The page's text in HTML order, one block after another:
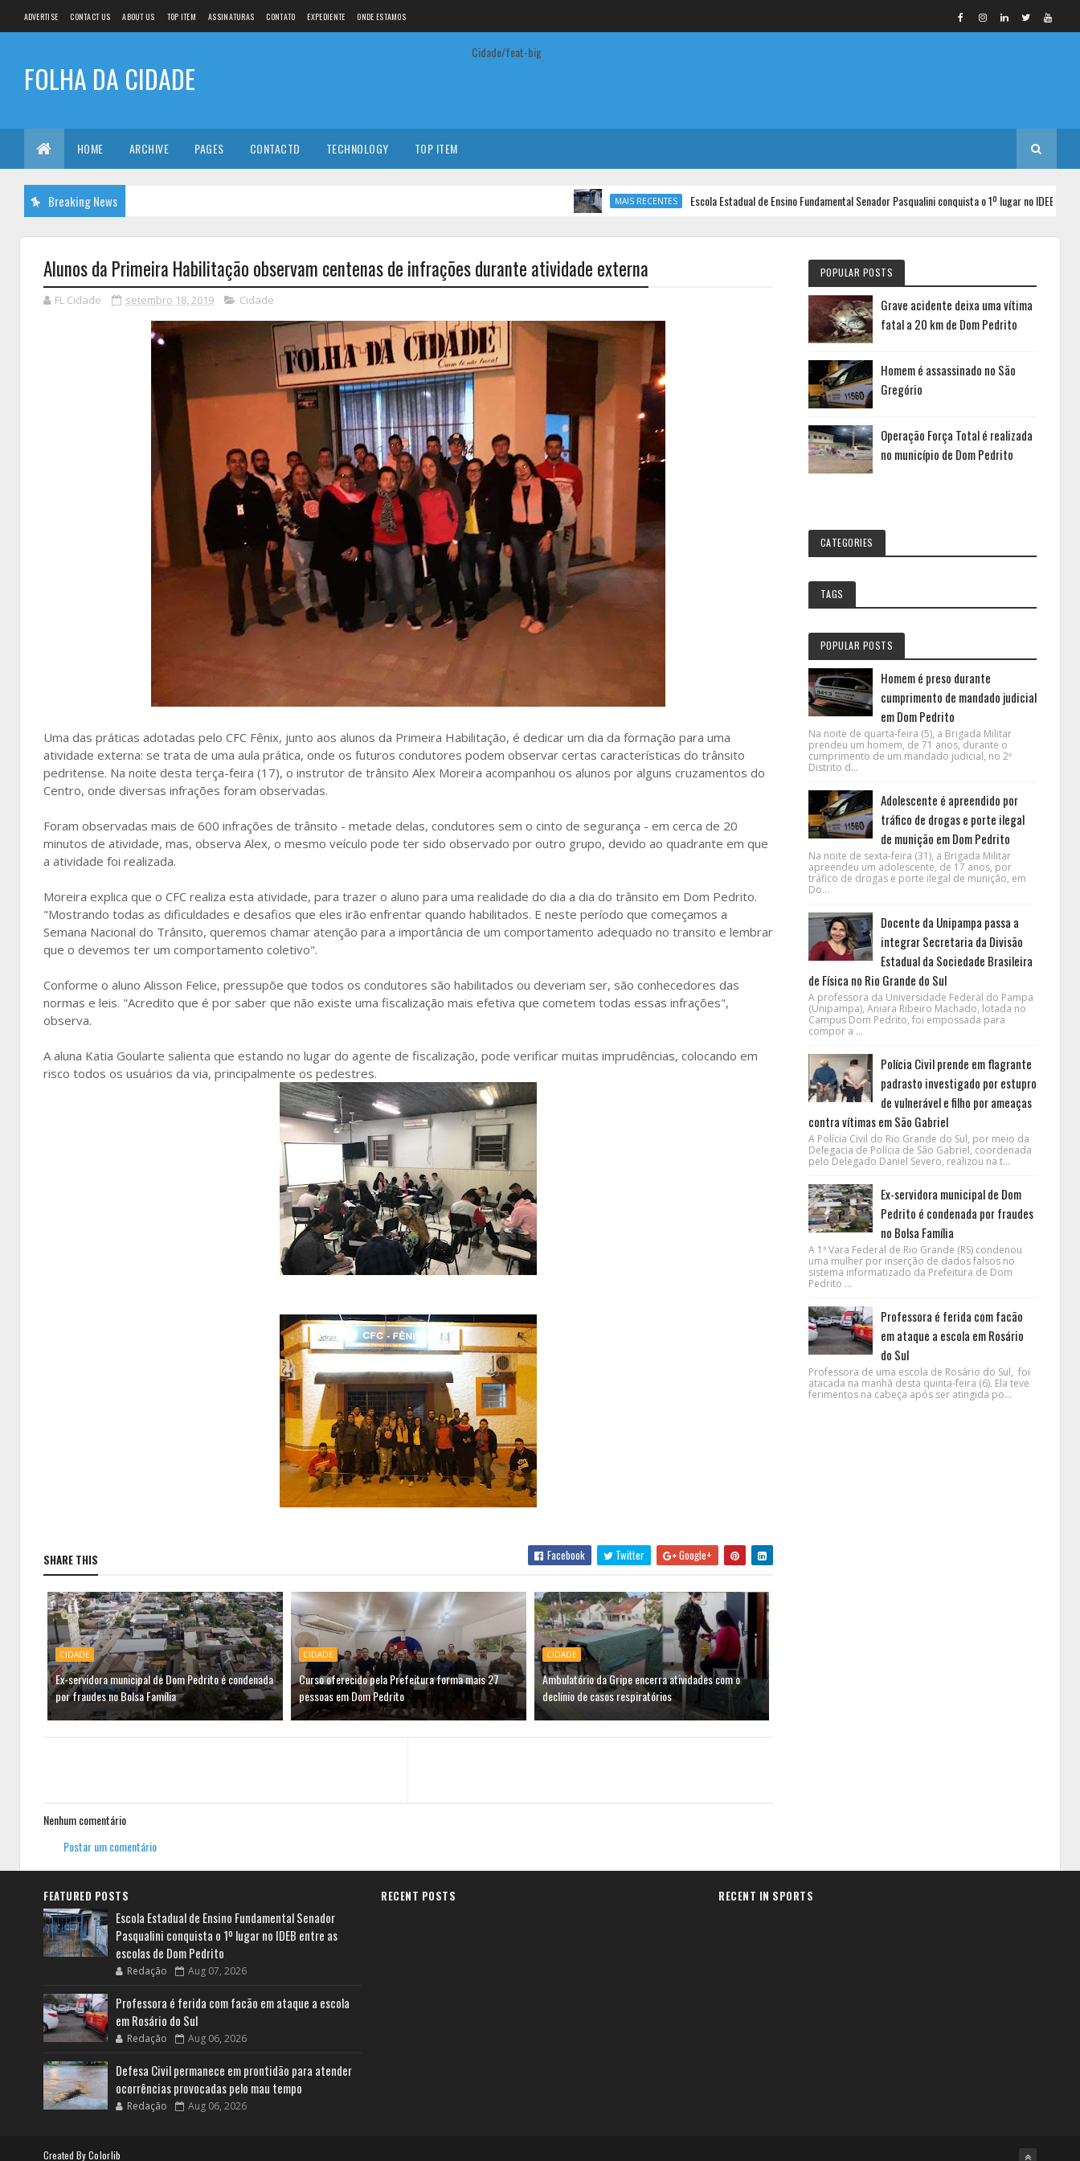
ADVERTISE CONTACT US ABOUT US TOP ITEM ASSINATURAS CONTATO EXPEDIENTE ONDE ESTAMOS
FOLHA DA CIDADE
Cidade/feat-big
HOME ARCHIVE PAGES CONTACTD TECHNOLOGY TOP ITEM
Breaking News MAIS RECENTES Escola Estadual de Ensino Fundamental Senador Pasqualini conquista o 1º lugar no IDEB entre as
Alunos da Primeira Habilitação observam centenas de infrações durante atividade externa
FL Cidade setembro 18, 2019 Cidade
Uma das práticas adotadas pelo CFC Fênix, junto aos alunos da Primeira Habilitação, é dedicar um dia da formação para uma
atividade externa: se trata de uma aula prática, onde os futuros condutores podem observar certas características do trânsito
pedritense. Na noite desta terça-feira (17), o instrutor de trânsito Alex Moreira acompanhou os alunos por alguns cruzamentos do
Centro, onde diversas infrações foram observadas.
Foram observadas mais de 600 infrações de trânsito - metade delas, condutores sem o cinto de segurança - em cerca de 20
minutos de atividade, mas, observa Alex, o mesmo veículo pode ter sido observado por outro grupo, devido ao quadrante em que
a atividade foi realizada.
Moreira explica que o CFC realiza esta atividade, para trazer o aluno para uma realidade do dia a dia do trânsito em Dom Pedrito.
"Mostrando todas as dificuldades e desafios que eles irão enfrentar quando habilitados. E neste período que começamos a
Semana Nacional do Trânsito, queremos chamar atenção para a importância de um comportamento adequado no transito e lembrar
que o devemos ter um comportamento coletivo".
Conforme o aluno Alisson Felice, pressupõe que todos os condutores são habilitados ou deveriam ser, são conhecedores das
normas e leis. "Acredito que é por saber que não existe uma fiscalização mais efetiva que cometem todas essas infrações",
observa.
A aluna Katia Goularte salienta que estando no lugar do agente de fiscalização, pode verificar muitas imprudências, colocando em
risco todos os usuários da via, principalmente os pedestres.
SHARE THIS Facebook Twitter Google+
CIDADE
Ex-servidora municipal de Dom Pedrito é condenada
por fraudes no Bolsa Família
CIDADE
Curso oferecido pela Prefeitura forma mais 27
pessoas em Dom Pedrito
CIDADE
Ambulatório da Gripe encerra atividades com o
declínio de casos respiratórios
Nenhum comentário
Postar um comentário
POPULAR POSTS
Grave acidente deixa uma vítima
fatal a 20 km de Dom Pedrito
Homem é assassinado no São
Gregório
Operação Força Total é realizada
no município de Dom Pedrito
CATEGORIES
TAGS
POPULAR POSTS
Homem é preso durante
cumprimento de mandado judicial
em Dom Pedrito
Na noite de quarta-feira (5), a Brigada Militar
prendeu um homem, de 71 anos, durante o
cumprimento de um mandado judicial, no 2º
Distrito d...
Adolescente é apreendido por
tráfico de drogas e porte ilegal
de munição em Dom Pedrito
Na noite de sexta-feira (31), a Brigada Militar
apreendeu um adolescente, de 17 anos, por
tráfico de drogas e porte ilegal de munição, em
Do...
Docente da Unipampa passa a
integrar Secretaria da Divisão
Estadual da Sociedade Brasileira
de Física no Rio Grande do Sul
A professora da Universidade Federal do Pampa
(Unipampa), Aniara Ribeiro Machado, lotada no
Campus Dom Pedrito, foi empossada para
compor a ...
Polícia Civil prende em flagrante
padrasto investigado por estupro
de vulnerável e filho por ameaças
contra vítimas em São Gabriel
A Polícia Civil do Rio Grande do Sul, por meio da
Delegacia de Polícia de São Gabriel, coordenada
pelo Delegado Daniel Severo, realizou na t...
Ex-servidora municipal de Dom
Pedrito é condenada por fraudes
no Bolsa Família
A 1ª Vara Federal de Rio Grande (RS) condenou
uma mulher por inserção de dados falsos no
sistema informatizado da Prefeitura de Dom
Pedrito ...
Professora é ferida com facão
em ataque a escola em Rosário
do Sul
Professora de uma escola de Rosário do Sul, foi
atacada na manhã desta quinta-feira (6). Ela teve
ferimentos na cabeça após ser atingida po...
FEATURED POSTS
Escola Estadual de Ensino Fundamental Senador
Pasqualini conquista o 1º lugar no IDEB entre as
escolas de Dom Pedrito
Redação Aug 07, 2026
Professora é ferida com facão em ataque a escola
em Rosário do Sul
Redação Aug 06, 2026
Defesa Civil permanece em prontidão para atender
ocorrências provocadas pelo mau tempo
Redação Aug 06, 2026
RECENT POSTS RECENT IN SPORTS
Created ByColorlib